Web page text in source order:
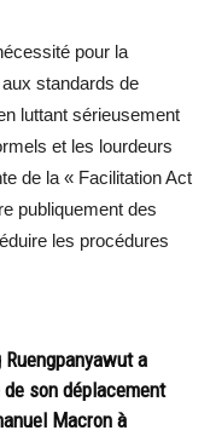
pour la
standards de
luttant sérieusement
et les lourdeurs
de la « Facilitation Act
publiquement des
les procédures
a
de son déplacement
Macron à